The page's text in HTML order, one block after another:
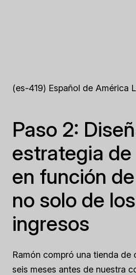
(es-419) Español de América
Paso 2:
estrategia
en función
no solo de los
ingresos
Ramón compró una tienda de
seis meses antes de nuestra